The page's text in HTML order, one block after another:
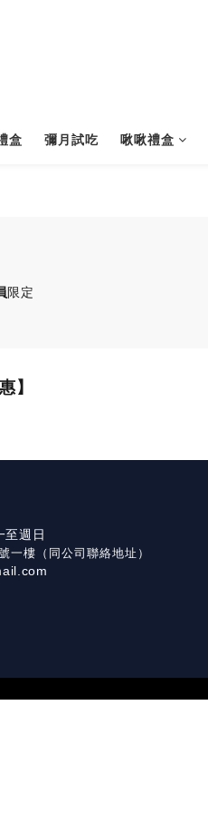
盒 彌月試吃 啾啾禮盒
限定
】
至週日
一樓（同公司聯絡地址）